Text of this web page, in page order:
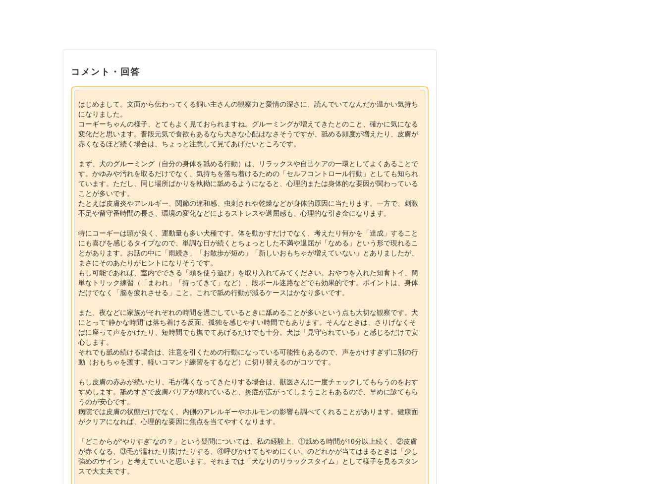
コメント・回答
はじめまして。文面から伝わってくる飼い主さんの観察力と愛情の深さに、読んでいてなんだか温かい気持ち
になりました。
コーギーちゃんの様子、とてもよく見ておられますね。グルーミングが増えてきたとのこと、確かに気になる
変化だと思います。普段元気で食欲もあるなら大きな心配はなさそうですが、舐める頻度が増えたり、皮膚が
赤くなるほど続く場合は、ちょっと注意して見てあげたいところです。
まず、犬のグルーミング（自分の身体を舐める行動）は、リラックスや自己ケアの一環としてよくあることで
す。かゆみや汚れを取るだけでなく、気持ちを落ち着けるための「セルフコントロール行動」としても知られ
ています。ただし、同じ場所ばかりを執拗に舐めるようになると、心理的または身体的な要因が関わっている
ことが多いです。
たとえば皮膚炎やアレルギー、関節の違和感、虫刺されや乾燥などが身体的原因に当たります。一方で、刺激
不足や留守番時間の長さ、環境の変化などによるストレスや退屈感も、心理的な引き金になります。
特にコーギーは頭が良く、運動量も多い犬種です。体を動かすだけでなく、考えたり何かを「達成」すること
にも喜びを感じるタイプなので、単調な日が続くとちょっとした不満や退屈が「なめる」という形で現れるこ
とがあります。お話の中に「雨続き」「お散歩が短め」「新しいおもちゃが増えていない」とありましたが、
まさにそのあたりがヒントになりそうです。
もし可能であれば、室内でできる「頭を使う遊び」を取り入れてみてください。おやつを入れた知育トイ、簡
単なトリック練習（「まわれ」「持ってきて」など）、段ボール迷路などでも効果的です。ポイントは、身体
だけでなく「脳を疲れさせる」こと。これで舐め行動が減るケースはかなり多いです。
また、夜などに家族がそれぞれの時間を過ごしているときに舐めることが多いという点も大切な観察です。犬
にとって“静かな時間”は落ち着ける反面、孤独を感じやすい時間でもあります。そんなときは、さりげなくそ
ばに座って声をかけたり、短時間でも撫でてあげるだけでも十分。犬は「見守られている」と感じるだけで安
心します。
それでも舐め続ける場合は、注意を引くための行動になっている可能性もあるので、声をかけすぎずに別の行
動（おもちゃを渡す、軽いコマンド練習をするなど）に切り替えるのがコツです。
もし皮膚の赤みが続いたり、毛が薄くなってきたりする場合は、獣医さんに一度チェックしてもらうのをおす
すめします。舐めすぎで皮膚バリアが壊れていると、炎症が広がってしまうこともあるので、早めに診てもら
うのが安心です。
病院では皮膚の状態だけでなく、内側のアレルギーやホルモンの影響も調べてくれることがあります。健康面
がクリアになれば、心理的な要因に焦点を当てやすくなります。
「どこからが“やりすぎ”なの？」という疑問については、私の経験上、①舐める時間が10分以上続く、②皮膚
が赤くなる、③毛が濡れたり抜けたりする、④呼びかけてもやめにくい、のどれかが当てはまるときは「少し
強めのサイン」と考えていいと思います。それまでは「犬なりのリラックスタイム」として様子を見るスタン
スで大丈夫です。